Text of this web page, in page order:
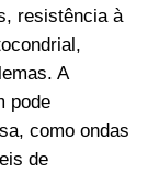
resistência à
A
pode
como ondas
de